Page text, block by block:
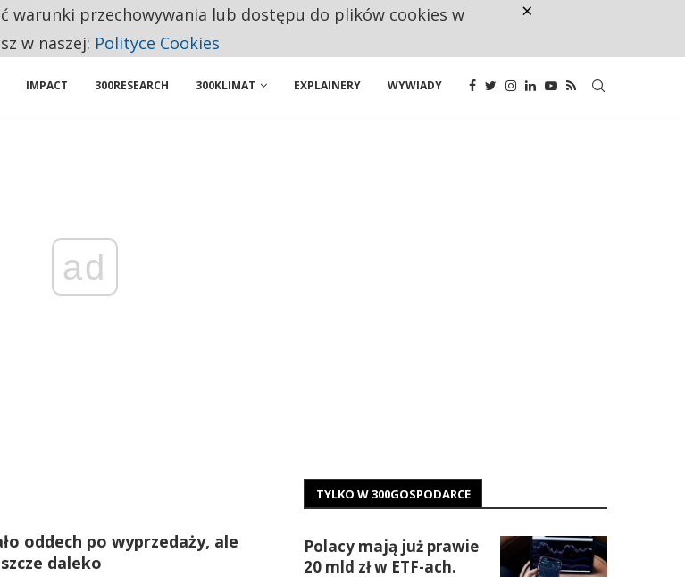
JUŻ TAK ŁATWO JEJ NIE POLECAJĄ
IMPACT 300RESEARCH 300KLIMAT EXPLAINERY WYWIADY
ad
oddech po wyprzedaży, ale
daleko
TYLKO W 300GOSPODARCE
Polacy mają już prawie
20 mld zł w ETF-ach.
warunki przechowywania lub dostępu do plików cookies w
w naszej: Polityce Cookies
×